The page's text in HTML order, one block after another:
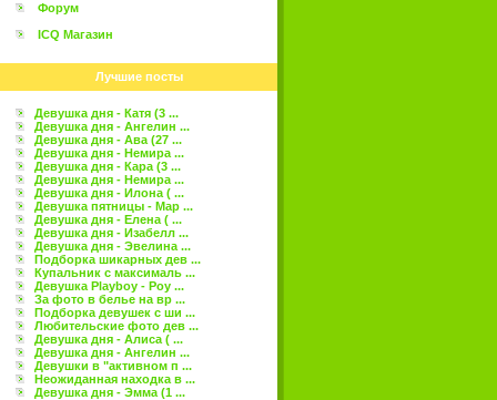
Форум
ICQ Магазин
Лучшие посты
Девушка дня - Катя (3 ...
Девушка дня - Ангелин ...
Девушка дня - Ава (27 ...
Девушка дня - Немира ...
Девушка дня - Кара (3 ...
Девушка дня - Немира ...
Девушка дня - Илона ( ...
Девушка пятницы - Мар ...
Девушка дня - Елена ( ...
Девушка дня - Изабелл ...
Девушка дня - Эвелина ...
Подборка шикарных дев ...
Купальник с максималь ...
Девушка Playboy - Роу ...
За фото в белье на вр ...
Подборка девушек с ши ...
Любительские фото дев ...
Девушка дня - Алиса ( ...
Девушка дня - Ангелин ...
Девушки в "активном п ...
Неожиданная находка в ...
Девушка дня - Эмма (1 ...